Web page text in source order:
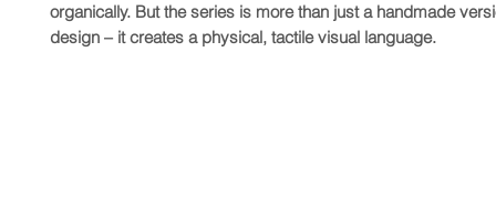
organically. But the series is more than just a handmade
design – it creates a physical, tactile visual language.